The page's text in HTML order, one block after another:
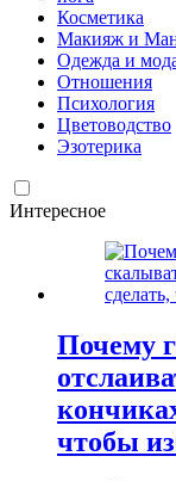
Косметика
Макияж и
Одежда и
Отношения
Психология
Цветоводство
Эзотерика
Интересное
Почему
чтобы